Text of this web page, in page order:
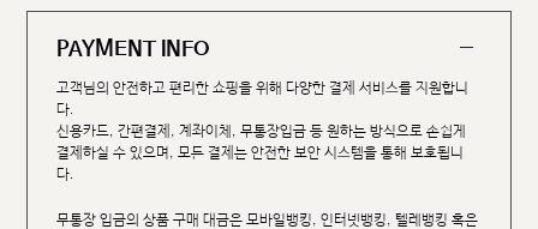
PAYMENT INFO
고객님의 안전하고 편리한 쇼핑을 위해 다양한 결제 서비스를 지원합니
다.
신용카드, 간편결제, 계좌이체, 무통장입금 등 원하는 방식으로 손쉽게
결제하실 수 있으며, 모든 결제는 안전한 보안 시스템을 통해 보호됩니
다.
무통장 입금의 상품 구매 대금은 모바일뱅킹, 인터넷뱅킹, 텔레뱅킹 혹은